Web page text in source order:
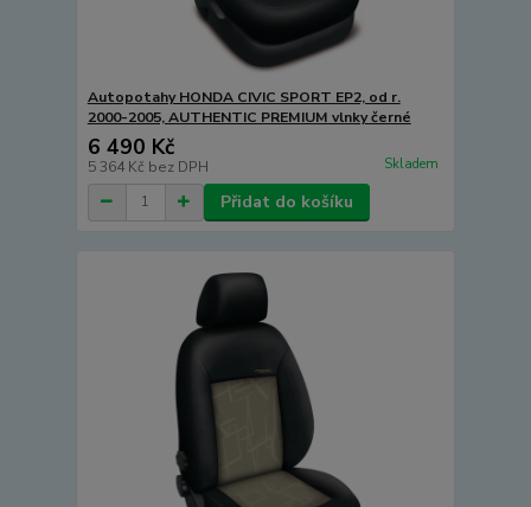
Autopotahy HONDA CIVIC SPORT EP2, od r.
2000-2005, AUTHENTIC PREMIUM vlnky černé
6 490 Kč
5 364 Kč bez DPH Skladem
Přidat do košíku